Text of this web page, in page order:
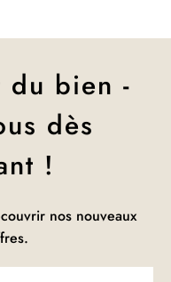
du bien -
dès
!
nos nouveaux